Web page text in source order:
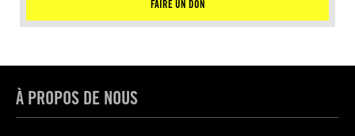
FAIRE UN DON
À PROPOS DE NOUS